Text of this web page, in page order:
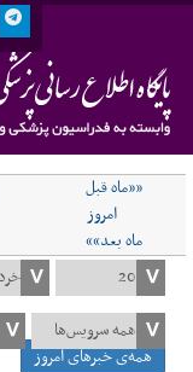
««ماه قبل
امروز
ماه بعد»»
همه‌ی خبرهای امروز